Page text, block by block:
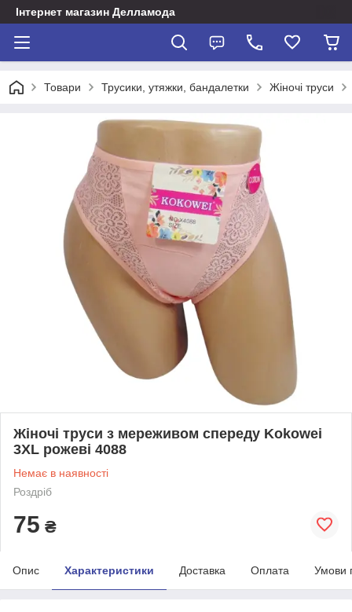
Інтернет магазин Делламода
Товари Трусики, утяжки, бандалетки Жіночі труси
Жіночі труси з мереживом спереду Kokowei
3XL рожеві 4088
Немає в наявності
Роздріб
75 ₴
Опис Характеристики Доставка Оплата Умови